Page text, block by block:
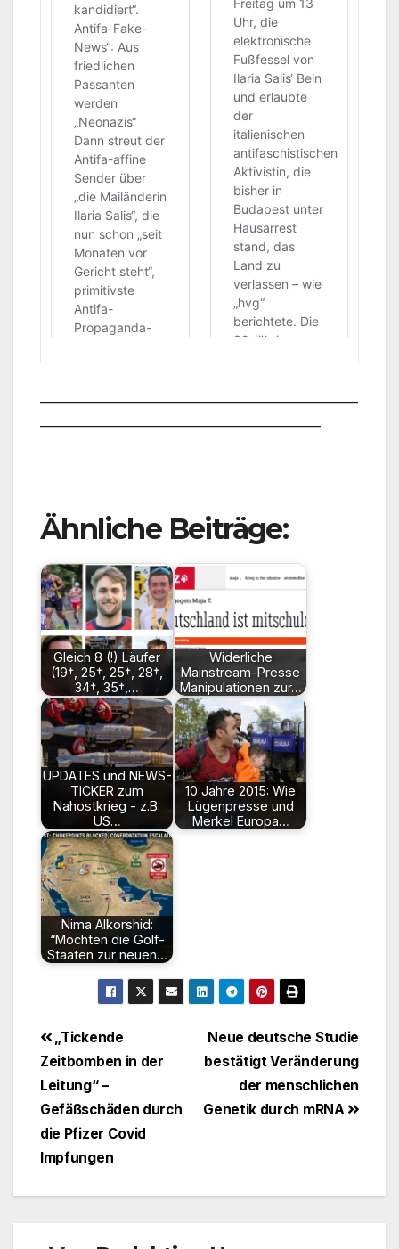
Ähnliche Beiträge:
Gleich 8 (!) Läufer
(19†, 25†, 25†, 28†,
34†, 35†,…
Widerliche
Mainstream-Presse
Manipulationen zur…
UPDATES und NEWS-
TICKER zum
Nahostkrieg - z.B:
US…
10 Jahre 2015: Wie
Lügenpresse und
Merkel Europa…
Nima Alkorshid:
“Möchten die Golf-
Staaten zur neuen…
Beitragsnavigation
Neue deutsche Studie
bestätigt Veränderung
der menschlichen
Genetik durch mRNA
„Tickende
Zeitbomben in der
Leitung“ –
Gefäßschäden durch
die Pfizer Covid
Impfungen